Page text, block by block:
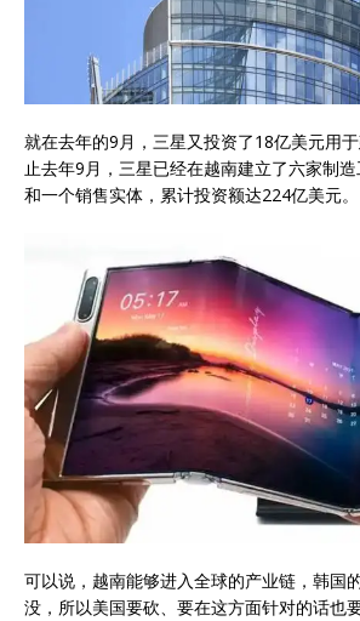
就在去年的9月，三星又投资了18亿美元用
止去年9月，三星已经在越南建立了六家制
和一个销售实体，累计投资额达224亿美元。
可以说，越南能够进入全球的产业链，韩国
没，所以美国要砍、要在这方面针对的话也